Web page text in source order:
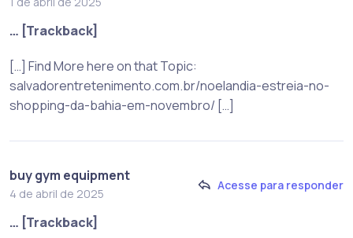
… [Trackback]
[…] Find More here on that Topic:
salvadorentretenimento.com.br/noelandia-estreia-no-
shopping-da-bahia-em-novembro/ […]
buy gym equipment
4 de abril de 2025
Acesse para responder
… [Trackback]